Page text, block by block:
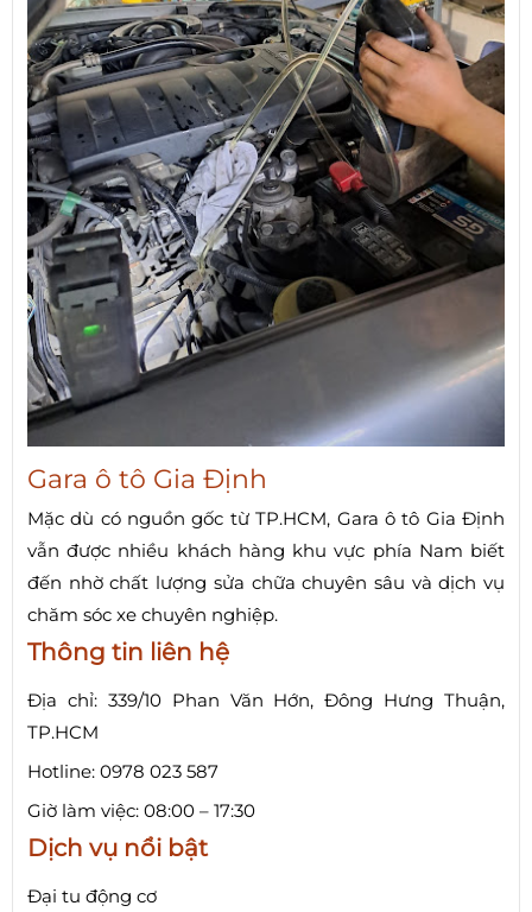
Gara ô tô Gia Định
Mặc dù có nguồn gốc từ TP.HCM, Gara ô tô Gia Định
vẫn được nhiều khách hàng khu vực phía Nam biết
đến nhờ chất lượng sửa chữa chuyên sâu và dịch vụ
chăm sóc xe chuyên nghiệp.
Thông tin liên hệ
Địa chỉ: 339/10 Phan Văn Hớn, Đông Hưng Thuận,
TP.HCM
Hotline: 0978 023 587
Giờ làm việc: 08:00 – 17:30
Dịch vụ nổi bật
Đại tu động cơ